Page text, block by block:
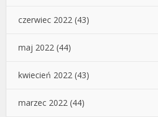
czerwiec 2022 (43)
maj 2022 (44)
kwiecień 2022 (43)
marzec 2022 (44)